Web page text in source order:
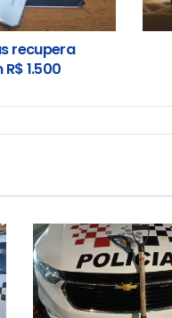
recupera
1.500